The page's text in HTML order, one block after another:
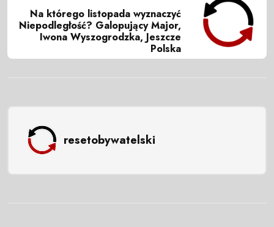
Na którego listopada wyznaczyć
Niepodległość? Galopujący Major,
Iwona Wyszogrodzka, Jeszcze
Polska
resetobywatelski